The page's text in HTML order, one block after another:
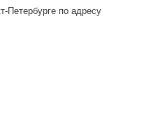
Петербурге по адресу